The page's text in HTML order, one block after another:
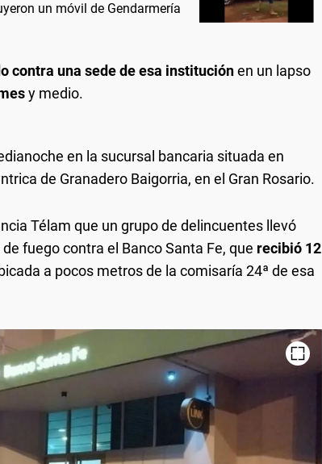
un móvil de Gendarmería
contra una sede de esa instituciónen un lapso
y medio.
en la sucursal bancaria situada en
de Granadero Baigorria, en el Gran Rosario.
Télam que un grupo de delincuentes llevó
fuego contra el Banco Santa Fe, que recibió 12
a pocos metros de la comisaría 24ª de esa